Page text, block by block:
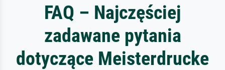
FAQ – Najczęściej
zadawane pytania
dotyczące Meisterdrucke